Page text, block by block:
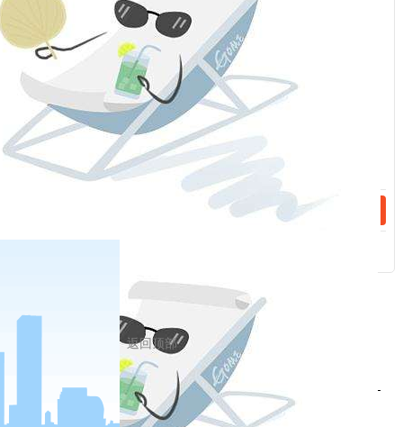
第二十四条 本指引由协会负责解释。
附件1：申请表
期货公司高管人员任职资质测试申
姓名 性别
年
学位 专
身份证号码
工作单位
返回顶部